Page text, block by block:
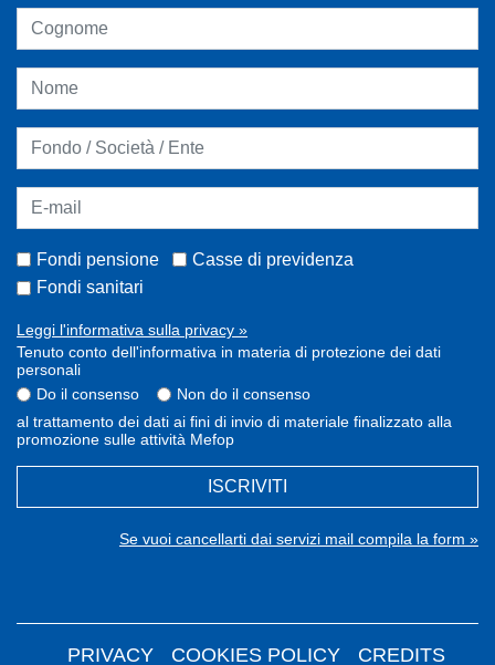
Fondi pensione
Casse di previdenza
Fondi sanitari
Leggi l'informativa sulla privacy »
Tenuto conto dell'informativa in materia di protezione dei dati
personali
Do il consenso
Non do il consenso
al trattamento dei dati ai fini di invio di materiale finalizzato alla
promozione sulle attività Mefop
ISCRIVITI
Se vuoi cancellarti dai servizi mail compila la form »
PRIVACY COOKIES POLICY CREDITS